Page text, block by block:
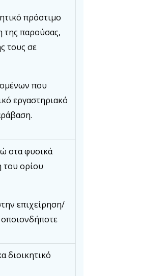
πρόστιμο
της παρούσας,
τους σε
που
εργαστηριακό
στα φυσικά
του ορίου
επιχείρηση/
διοικητικό